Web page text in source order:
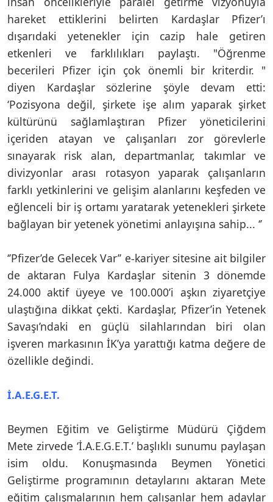
hareket ettiklerini belirten Kardaşlar Pfizer’ı
dışarıdaki yetenekler için cazip hale getiren
etkenleri ve farklılıkları paylaştı. "Öğrenme
becerileri Pfizer için çok önemli bir kriterdir. "
diyen Kardaşlar sözlerine şöyle devam etti:
‘Pozisyona değil, şirkete işe alım yaparak şirket
kültürünü sağlamlaştıran Pfizer yöneticilerini
içeriden atayan ve çalışanları zor görevlerle
sınayarak risk alan, departmanlar, takımlar ve
divizyonlar arası rotasyon yaparak çalışanların
farklı yetkinlerini ve gelişim alanlarını keşfeden ve
eğlenceli bir iş ortamı yaratarak yetenekleri şirkete
bağlayan bir yetenek yönetimi anlayışına sahip... ‘’
‘’Pfizer’de Gelecek Var’’ e-kariyer sitesine ait bilgiler
de aktaran Fulya Kardaşlar sitenin 3 dönemde
24.000 aktif üyeye ve 100.000’i aşkın ziyaretçiye
ulaştığına dikkat çekti. Kardaşlar, Pfizer’in Yetenek
Savaşı’ndaki en güçlü silahlarından biri olan
işveren markasının İK’ya yarattığı katma değere de
özellikle değindi.
İ.A.E.G.E.T.
Beymen Eğitim ve Geliştirme Müdürü Çiğdem
Mete zirvede ‘İ.A.E.G.E.T.’ başlıklı sunumu paylaşan
isim oldu. Konuşmasında Beymen Yönetici
Geliştirme programının detaylarını aktaran Mete
eğitim çalışmalarının hem çalışanlar hem adaylar